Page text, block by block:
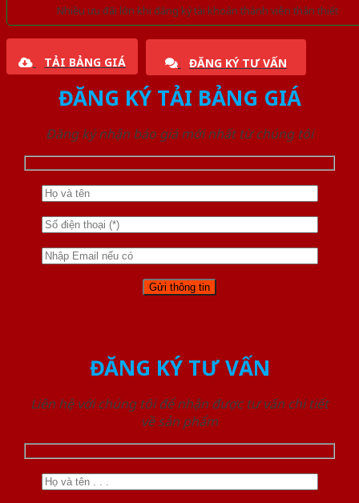
Nhiều ưu đãi lớn khi đăng ký tài khoản thành viên thân thiết
TẢI BẢNG GIÁ ĐĂNG KÝ TƯ VẤN
ĐĂNG KÝ TẢI BẢNG GIÁ
Đăng ký nhận báo giá mới nhất từ chúng tôi
ĐĂNG KÝ TƯ VẤN
Liên hệ với chúng tôi để nhận được tư vấn chi tiết
về sản phẩm